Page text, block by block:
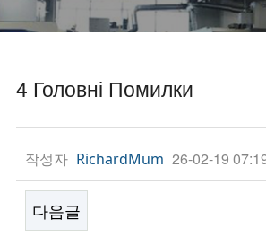
4 Головні Помилки
작성자 RichardMum 26-02-19
다음글